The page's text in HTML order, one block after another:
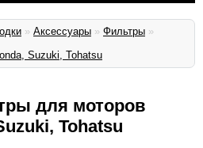
» Аксессуары » Фильтры »
Suzuki, Tohatsu
для моторов
Tohatsu